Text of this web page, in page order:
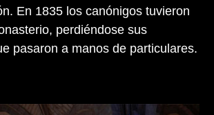
En 1835 los canónigos tuvieron
perdiéndose sus
pasaron a manos de particulares.